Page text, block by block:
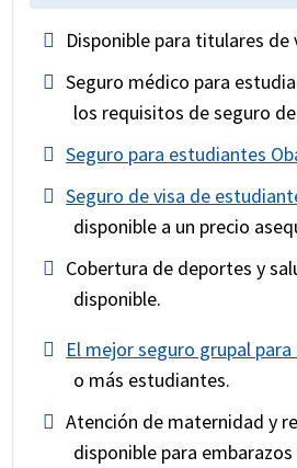
Disponible para titulares de
Seguro médico para
los requisitos de seguro de
Seguro para estudiantes
Seguro de visa de
disponible a un precio
Cobertura de deportes y
disponible.
El mejor seguro grupal
o más estudiantes.
Atención de maternidad y
disponible para